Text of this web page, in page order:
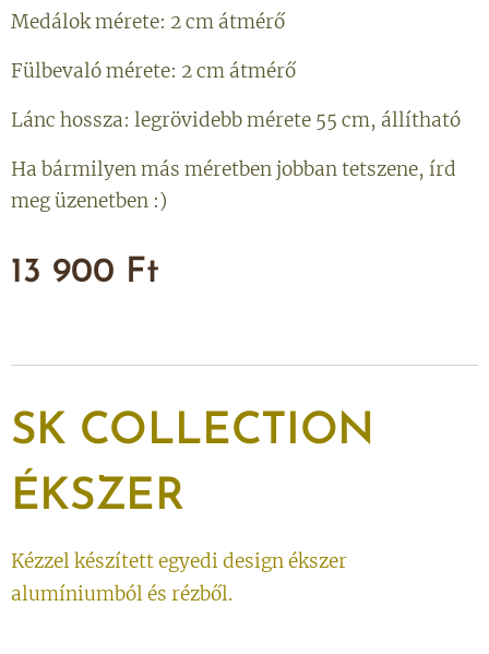
Medálok mérete: 2 cm átmérő
Fülbevaló mérete: 2 cm átmérő
Lánc hossza: legrövidebb mérete 55 cm, állítható
Ha bármilyen más méretben jobban tetszene, írd
meg üzenetben :)
13 900 Ft
SK COLLECTION
ÉKSZER
Kézzel készített egyedi design ékszer
alumíniumból és rézből.